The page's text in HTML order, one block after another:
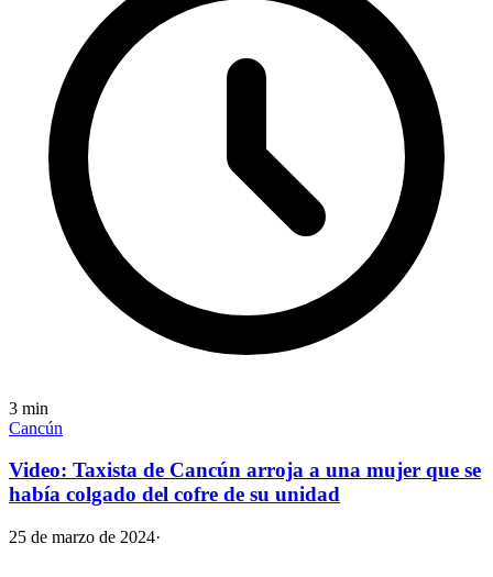
3 min
Cancún
Video: Taxista de Cancún arroja a una mujer que se
había colgado del cofre de su unidad
25 de marzo de 2024·